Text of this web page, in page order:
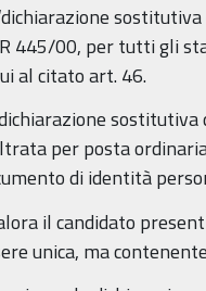
445/00, per tutti gli
al citato art. 46.
per posta
di identità
il candidato
unica, ma